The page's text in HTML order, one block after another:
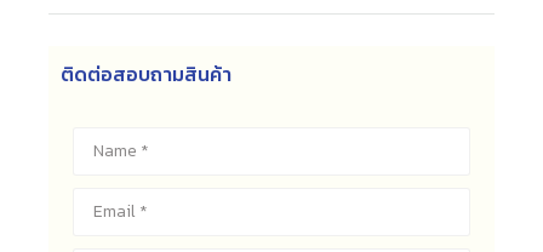
ติดต่อสอบถามสินค้า